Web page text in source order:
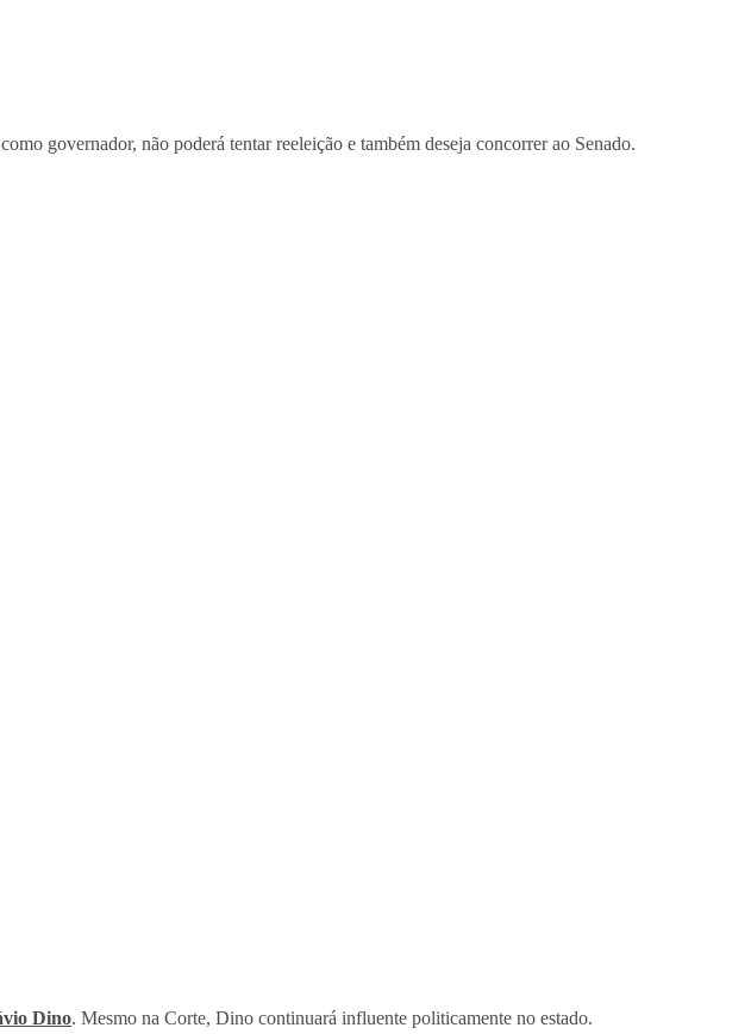
governador, não poderá tentar reeleição e também deseja concorrer ao Senado.
Dino. Mesmo na Corte, Dino continuará influente politicamente no estado.